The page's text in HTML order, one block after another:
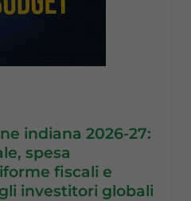
indiana 2026-27:
spesa
fiscali e
investitori globali